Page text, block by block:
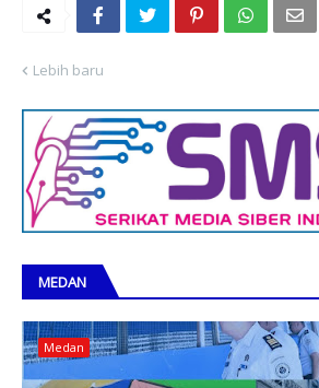
Lebih baru
MEDAN
Medan